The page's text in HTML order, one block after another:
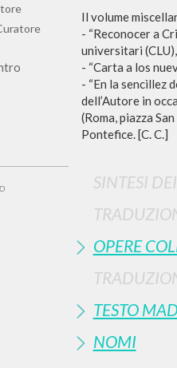
Il volume
- “Reconocer a
universitari
- “Carta a los
- “En la sencillez
dell’Autore in
(Roma, piazza
Pontefice. [C. C.]
SINTESI
OPERE
TESTO
NOMI
TIPOLOGIA OPERA